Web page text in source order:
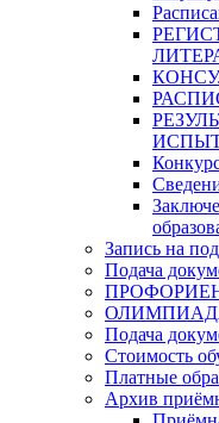
Запись на
Подача
Подача
Стоимость
Платные
Архив